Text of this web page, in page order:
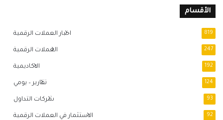
الأقسام
اخبار العملات الرقمية 819
العملات الرقمية 247
الاكاديمية 192
تقارير – يومي 124
شركات التداول 93
الاستثمار في العملات الرقمية 92